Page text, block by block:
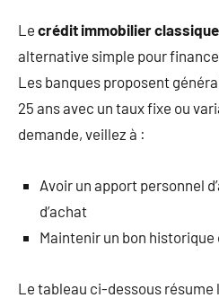
Le crédit immobilier classique
alternative simple pour
Les banques proposent
25 ans avec un taux fixe ou
demande, veillez à :
Avoir un apport personnel
d’achat
Maintenir un bon
Le tableau ci-dessous résume